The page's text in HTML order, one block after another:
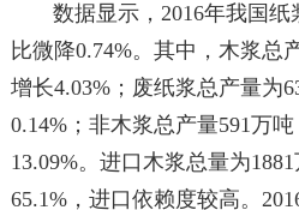
数据显示，2016年我国纸
比微降0.74%。其中，木浆总
增长4.03%；废纸浆总产量为
0.14%；非木浆总产量591万
13.09%。进口木浆总量为
65.1%，进口依赖度较高。